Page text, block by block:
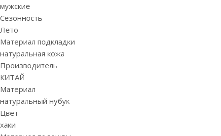
мужские
Сезонность
Лето
Материал подкладки
натуральная кожа
Производитель
КИТАЙ
Материал
натуральный нубук
Цвет
хаки